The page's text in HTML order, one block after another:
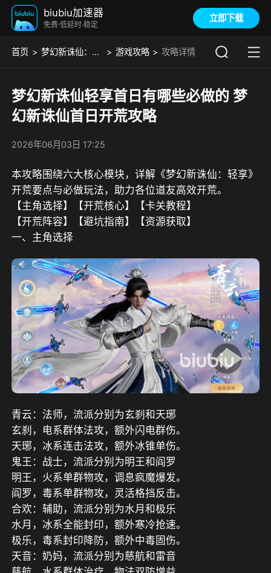
biubiu加速器
免费·低延时·稳定
立即下载
首页 梦幻新诛仙：轻享 游戏攻略 攻略详情
梦幻新诛仙轻享首日有哪些必做的 梦
幻新诛仙首日开荒攻略
2026年06月03日 17:25
本攻略围绕六大核心模块，详解《梦幻新诛仙：轻享》
开荒要点与必做玩法，助力各位道友高效开荒。
【主角选择】【开荒核心】【卡关教程】
【开荒阵容】【避坑指南】【资源获取】
一、 主角选择
青云：法师，流派分别为玄刹和天琊
玄刹，电系群体法攻，额外闪电群伤。
天琊，冰系连击法攻，额外冰锥单伤。
鬼王：战士，流派分别为明王和阎罗
明王，火系单群物攻，调息疯魔爆发。
阎罗，毒系单群物攻，灵活格挡反击。
合欢：辅助，流派分别为水月和极乐
水月，冰系全能封印，额外寒冷抢速。
极乐，毒系封印降防，额外中毒固伤。
天音：奶妈，流派分别为慈航和雷音